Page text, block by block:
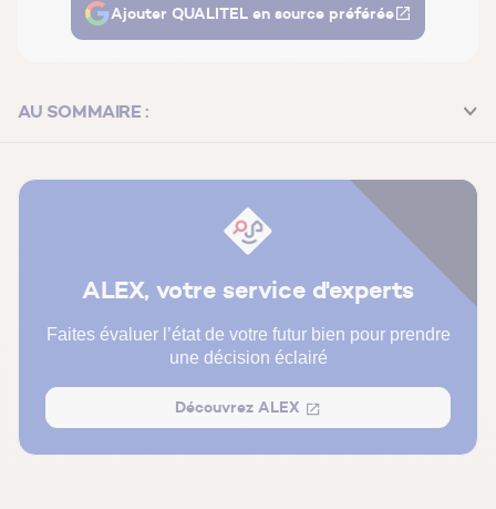
Ajouter QUALITEL en source préférée
AU SOMMAIRE :
Les mites alimentaires et les charançons
Les mites textiles et les punaises de lit
FAQ Insectes nuisibles dans son logement : nos
réponses à vos questions
ALEX, votre service d'experts
Faites évaluer l’état de votre futur bien pour prendre
une décision éclairé
Découvrez ALEX